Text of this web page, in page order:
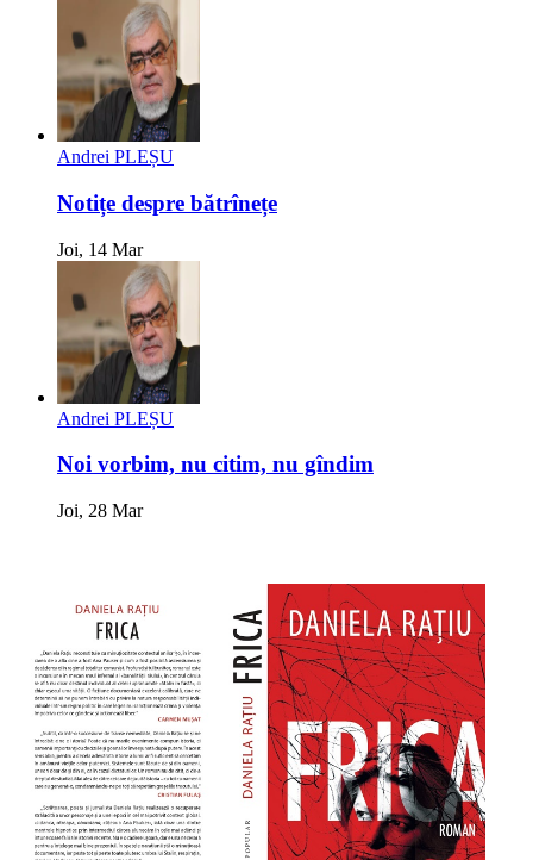
Andrei PLEȘU
Notițe despre bătrînețe
Joi, 14 Mar
Andrei PLEȘU
Noi vorbim, nu citim, nu gîndim
Joi, 28 Mar